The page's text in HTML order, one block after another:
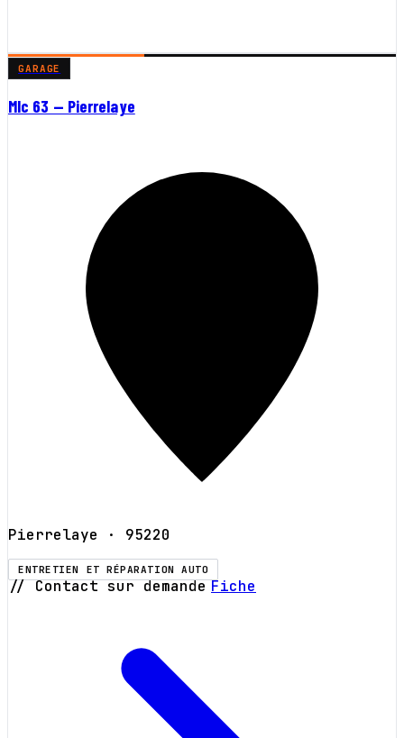
GARAGE
Mlc 63 — Pierrelaye
Pierrelaye · 95220
ENTRETIEN ET RÉPARATION AUTO
// Contact sur demande Fiche